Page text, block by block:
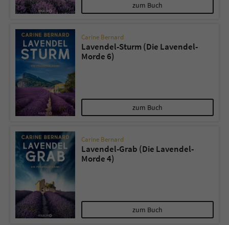
zum Buch
Carine Bernard
Lavendel-Sturm (Die Lavendel-
Morde 6)
zum Buch
Carine Bernard
Lavendel-Grab (Die Lavendel-
Morde 4)
zum Buch